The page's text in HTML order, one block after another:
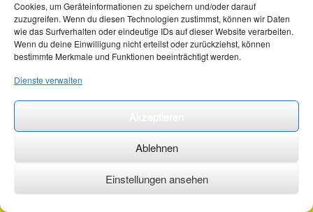
Cookies, um Geräteinformationen zu speichern und/oder darauf
zuzugreifen. Wenn du diesen Technologien zustimmst, können wir Daten
wie das Surfverhalten oder eindeutige IDs auf dieser Website verarbeiten.
Wenn du deine Einwilligung nicht erteilst oder zurückziehst, können
bestimmte Merkmale und Funktionen beeinträchtigt werden.
Dienste verwalten
Ablehnen
Einstellungen ansehen
©2026 ·erstehilfekurs-mauch.de ·AGB ·Datenschutzerklärung ·Impressum ·